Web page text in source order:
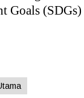
Goals (SDGs)